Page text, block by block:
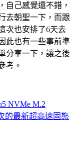
自己感覺還不錯，
去朝聖一下，而跟
次也安排了6天去
此也有一些事前準
分享一下，讓之後
考。
NVMe M.2
的最新超高速固態